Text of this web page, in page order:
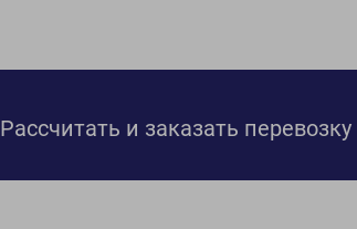
Рассчитать и заказать перевозку